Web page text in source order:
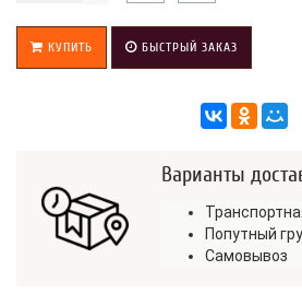
КУПИТЬ БЫСТРЫЙ ЗАКАЗ
Варианты
Попутный
Самовывоз